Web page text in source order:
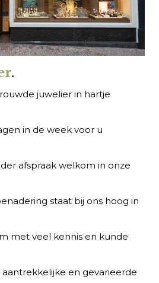
.
juwelier in hartje
in de week voor u
afspraak welkom in onze
staat bij ons hoog in
met veel kennis en kunde
aantrekkelijke en gevarieerde